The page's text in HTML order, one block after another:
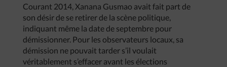
Courant 2014, Xanana Gusmao avait fait part de
son désir de se retirer de la scène politique,
indiquant même la date de septembre pour
démissionner. Pour les observateurs locaux, sa
démission ne pouvait tarder s’il voulait
véritablement s’effacer avant les élections